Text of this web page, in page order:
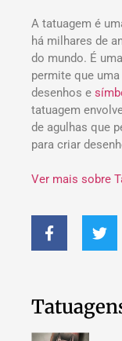
A tatuagem é
há milhares de
do mundo. É
permite que
desenhos e
tatuagem
de agulhas que
para criar
Ver mais sobre